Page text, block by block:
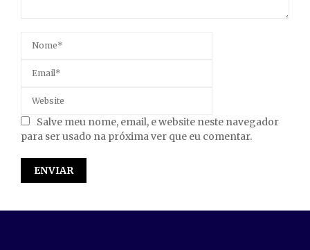
Salve meu nome, email, e website neste navegador
para ser usado na próxima ver que eu comentar.